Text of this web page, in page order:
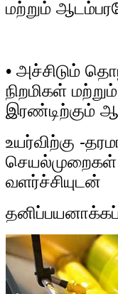
மற்றும் ஆடம்பர
• அச்சிடும்
நிறமிகள்
இரண்டிற்கும்
உயர்விற்கு -
செயல்முறைகள்,
வளர்ச்சியுடன்